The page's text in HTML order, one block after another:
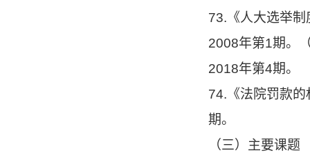
73.《人大选举
2008年第1期。
2018年第4期。
74.《法院罚款
期。
（三）主要课题